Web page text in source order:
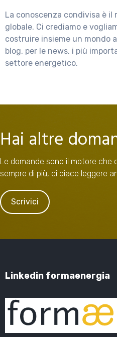
La conoscenza condivisa è
globale. Ci crediamo e
costruire insieme un mondo
blog, per le news, i più
settore energetico.
Hai altre
Le domande sono il motore che
sempre di più, ci piace leggere
Scrivici
Linkedin formaenergia